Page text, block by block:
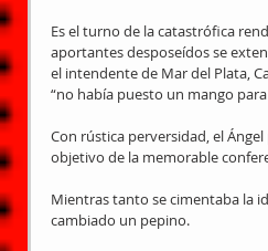
Es el turno de la catastrófica
aportantes desposeídos se
el intendente de Mar del Plata,
“no había puesto un mango
Con rústica perversidad, el
objetivo de la memorable
Mientras tanto se cimentaba la
cambiado un pepino.